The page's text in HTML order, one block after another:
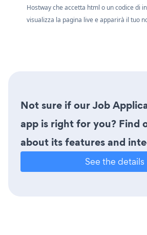
Hostway che accetta html o un codice di
visualizza la pagina live e apparirà il tuo
Not sure if our Job
app is right for you? Find
about its features and
See the details